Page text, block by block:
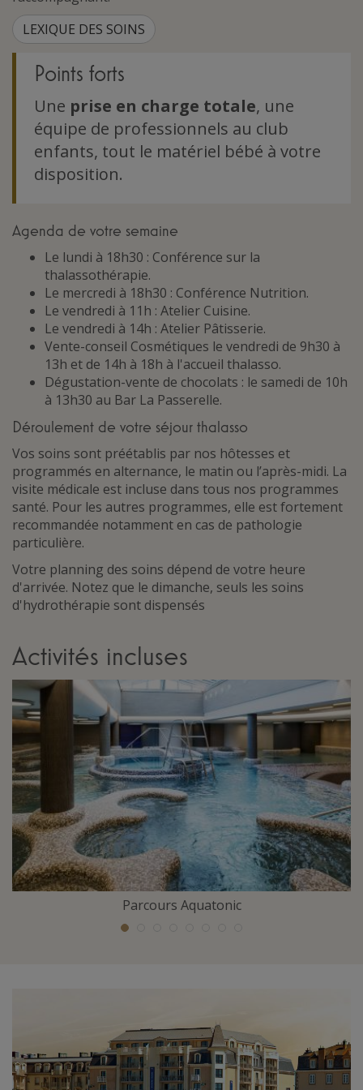
LEXIQUE DES SOINS
Points forts
Une prise en charge totale, une
équipe de professionnels au club
enfants, tout le matériel bébé à votre
disposition.
Agenda de votre semaine
Le lundi à 18h30 : Conférence sur la
thalassothérapie.
Le mercredi à 18h30 : Conférence Nutrition.
Le vendredi à 11h : Atelier Cuisine.
Le vendredi à 14h : Atelier Pâtisserie.
Vente-conseil Cosmétiques le vendredi de 9h30 à
13h et de 14h à 18h à l'accueil thalasso.
Dégustation-vente de chocolats : le samedi de 10h
à 13h30 au Bar La Passerelle.
Déroulement de votre séjour thalasso
Vos soins sont préétablis par nos hôtesses et
programmés en alternance, le matin ou l’après-midi. La
visite médicale est incluse dans tous nos programmes
santé. Pour les autres programmes, elle est fortement
recommandée notamment en cas de pathologie
particulière.
Votre planning des soins dépend de votre heure
d'arrivée. Notez que le dimanche, seuls les soins
d'hydrothérapie sont dispensés
Activités incluses
Parcours Aquatonic